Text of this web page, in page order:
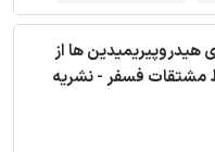
هیدروپیریمیدین ها از
مشتقات فسفر - نشریه